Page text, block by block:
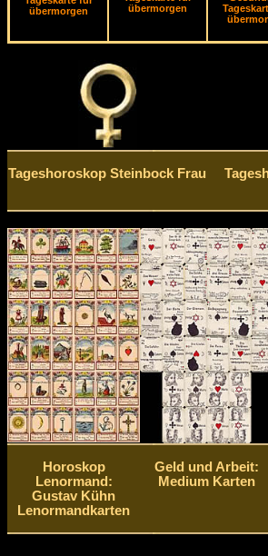
übermorgen
übermorgen
Tageshoroskop Steinbock Frau
Horoskop
Lenormand:
Gustav Kühn
Lenormandkarten
Geld und Arbeit:
Medium Karten